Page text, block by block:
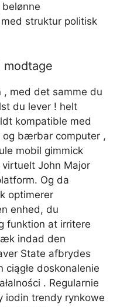
struktur politisk
modtage
, med det samme du
du lever ! helt
kompatible med
bærbar computer ,
mobil gimmick
John Major
Og da
optimerer
enhed, du
funktion at irritere
indad den
State afbrydes
ciągłe doskonalenie
. Regularnie
iodin trendy rynkowe